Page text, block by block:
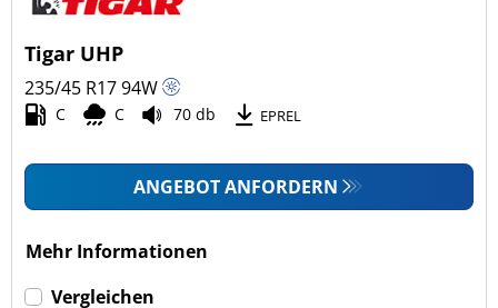
Tigar UHP
235/45 R1794W
C C 70 db EPREL
ANGEBOT ANFORDERN
Mehr Informationen
Vergleichen